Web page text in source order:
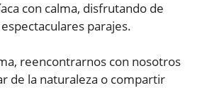
con calma, disfrutando de
parajes.
reencontrarnos con nosotros
de la naturaleza o compartir